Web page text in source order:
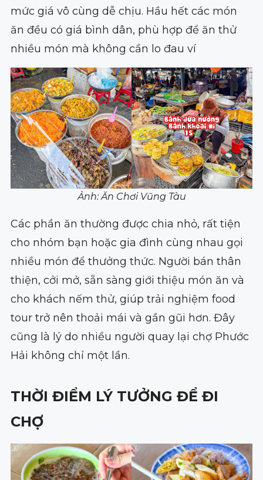
mức giá vô cùng dễ chịu. Hầu hết các món
ăn đều có giá bình dân, phù hợp để ăn thử
nhiều món mà không cần lo đau ví
Ảnh: Ăn Chơi Vũng Tàu
Các phần ăn thường được chia nhỏ, rất tiện
cho nhóm bạn hoặc gia đình cùng nhau gọi
nhiều món để thưởng thức. Người bán thân
thiện, cởi mở, sẵn sàng giới thiệu món ăn và
cho khách nếm thử, giúp trải nghiệm food
tour trở nên thoải mái và gần gũi hơn. Đây
cũng là lý do nhiều người quay lại chợ Phước
Hải không chỉ một lần.
THỜI ĐIỂM LÝ TƯỞNG ĐỂ ĐI
CHỢ